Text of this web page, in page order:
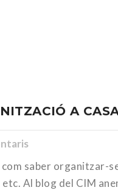
A
com saber organitzar-
Al blog del CIM